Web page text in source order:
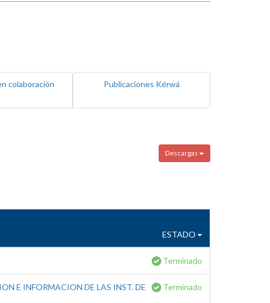
colaboración Publicaciones Kérwá
Descargas
ESTADO
Terminado
E INFORMACION DE LAS INST. DE
Terminado